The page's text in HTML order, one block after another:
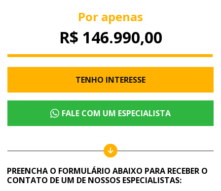
Por apenas
R$ 146.990,00
TENHO INTERESSE
FALE COM UM ESPECIALISTA
PREENCHA O FORMULÁRIO ABAIXO PARA RECEBER O
CONTATO DE UM DE NOSSOS ESPECIALISTAS: